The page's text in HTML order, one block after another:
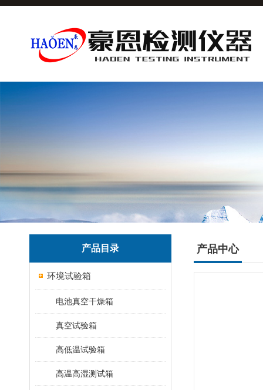
产品目录
环境试验箱
电池真空干燥箱
真空试验箱
高低温试验箱
高温高湿测试箱
产品中心